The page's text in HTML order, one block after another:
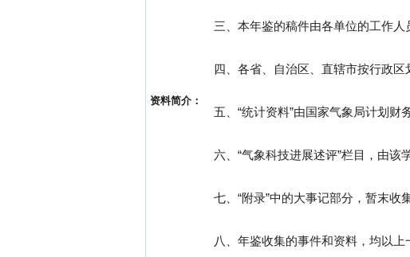
资料简介：
三、本年鉴的稿件由各单位的工作人
四、各省、自治区、直辖市按行政区
五、“统计资料”由国家气象局计划
六、“气象科技进展述评”栏目，由
七、“附录”中的大事记部分，暂末收
八、年鉴收集的事件和资料，均以上